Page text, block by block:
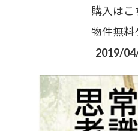
購入はこ
物件無料
2019/